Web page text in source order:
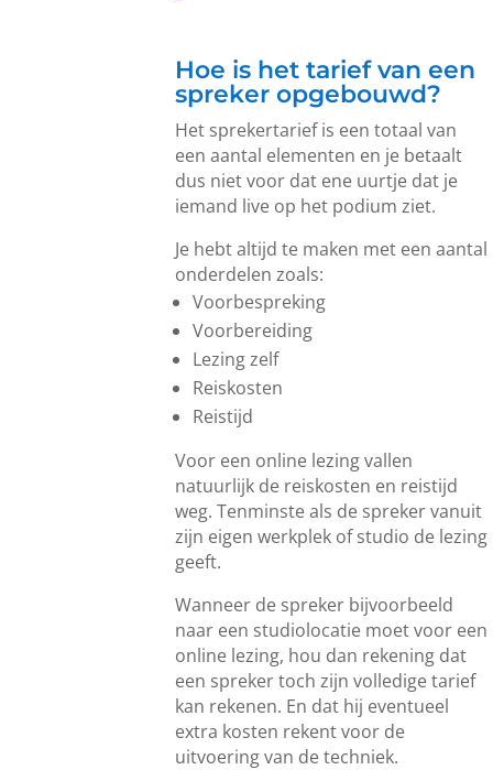
Hoe is het tarief van een
spreker opgebouwd?
Het sprekertarief is een totaal van
een aantal elementen en je betaalt
dus niet voor dat ene uurtje dat je
iemand live op het podium ziet.
Je hebt altijd te maken met een aantal
onderdelen zoals:
Voorbespreking
Voorbereiding
Lezing zelf
Reiskosten
Reistijd
Voor een online lezing vallen
natuurlijk de reiskosten en reistijd
weg. Tenminste als de spreker vanuit
zijn eigen werkplek of studio de lezing
geeft.
Wanneer de spreker bijvoorbeeld
naar een studiolocatie moet voor een
online lezing, hou dan rekening dat
een spreker toch zijn volledige tarief
kan rekenen. En dat hij eventueel
extra kosten rekent voor de
uitvoering van de techniek.